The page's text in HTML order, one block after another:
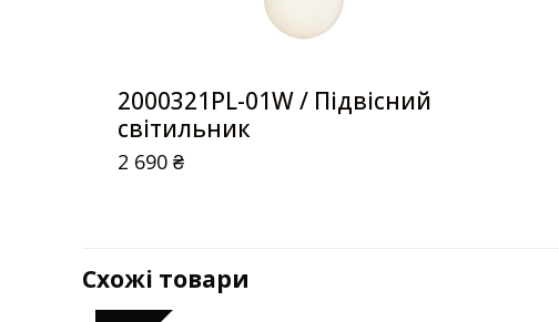
2000321PL-01W / Підвісний
світильник
2 690₴
Схожі товари